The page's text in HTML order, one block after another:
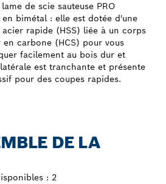
de scie sauteuse PRO
bimétal : elle est dotée d'une
rapide (HSS) liée à un corps
carbone (HCS) pour vous
facilement au bois dur et
est tranchante et présente
pour des coupes rapides.
DE LA
: 2